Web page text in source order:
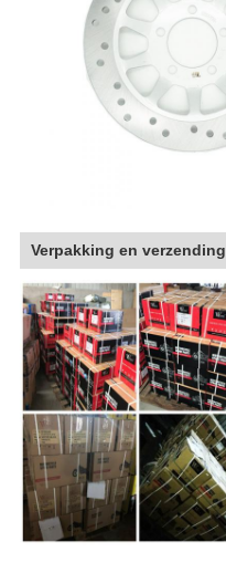
Verpakking en verzending